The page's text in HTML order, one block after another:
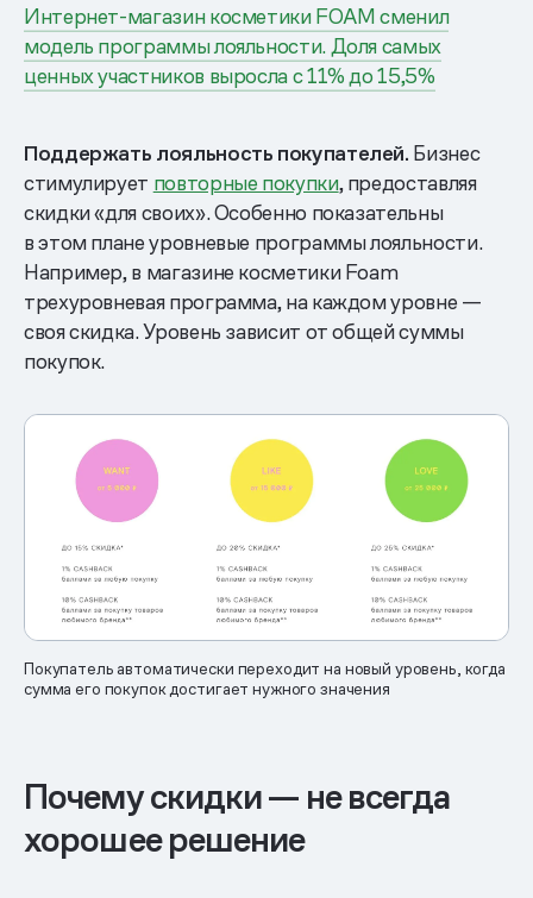
Интернет-магазин косметики FOAM сменил
модель программы лояльности. Доля самых
ценных участников выросла с 11% до 15,5%
Поддержать лояльность покупателей. Бизнес
стимулирует повторные покупки, предоставляя
скидки «для своих». Особенно показательны
в этом плане уровневые программы лояльности.
Например, в магазине косметики Foam
трехуровневая программа, на каждом уровне —
своя скидка. Уровень зависит от общей суммы
покупок.
Покупатель автоматически переходит на новый уровень, когда
сумма его покупок достигает нужного значения
Почему скидки — не всегда
хорошее решение